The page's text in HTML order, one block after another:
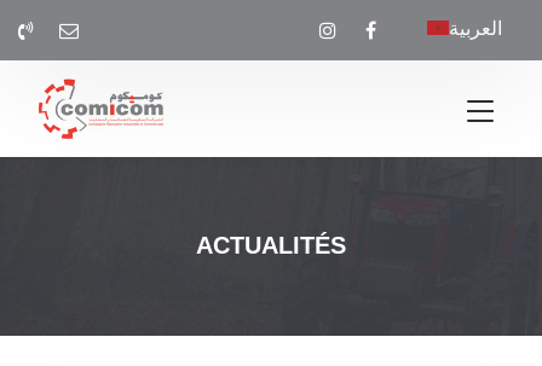
العربية
ACTUALITÉS